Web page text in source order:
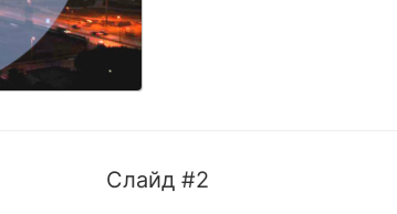
Слайд #2